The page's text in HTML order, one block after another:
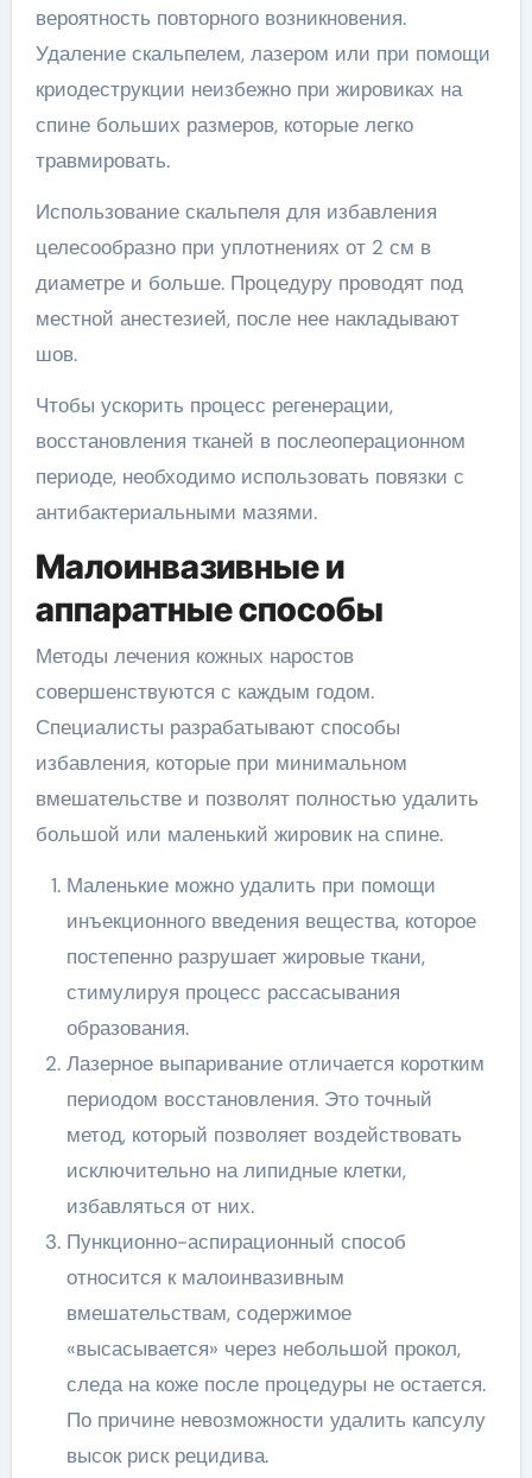
вероятность повторного возникновения.
Удаление скальпелем, лазером или при помощи
криодеструкции неизбежно при жировиках на
спине больших размеров, которые легко
травмировать.
Использование скальпеля для избавления
целесообразно при уплотнениях от 2 см в
диаметре и больше. Процедуру проводят под
местной анестезией, после нее накладывают
шов.
Чтобы ускорить процесс регенерации,
восстановления тканей в послеоперационном
периоде, необходимо использовать повязки с
антибактериальными мазями.
Малоинвазивные и
аппаратные способы
Методы лечения кожных наростов
совершенствуются с каждым годом.
Специалисты разрабатывают способы
избавления, которые при минимальном
вмешательстве и позволят полностью удалить
большой или маленький жировик на спине.
Маленькие можно удалить при помощи
инъекционного введения вещества, которое
постепенно разрушает жировые ткани,
стимулируя процесс рассасывания
образования.
Лазерное выпаривание отличается коротким
периодом восстановления. Это точный
метод, который позволяет воздействовать
исключительно на липидные клетки,
избавляться от них.
Пункционно-аспирационный способ
относится к малоинвазивным
вмешательствам, содержимое
«высасывается» через небольшой прокол,
следа на коже после процедуры не остается.
По причине невозможности удалить капсулу
высок риск рецидива.